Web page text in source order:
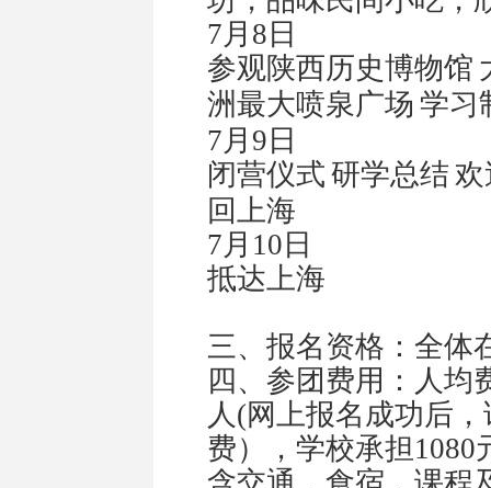
7月 8 日
参观陕西历史博物馆
洲最大喷泉广场 学习
7月 9 日
闭营仪式 研学总结
回上海
7月 10 日
抵达上海
三、报名资格：全体
四、参团费用：人均
人(网上报名成功后
费），学校承担1080